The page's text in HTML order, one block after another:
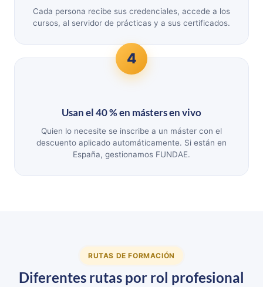
Cada persona recibe sus credenciales, accede a los
cursos, al servidor de prácticas y a sus certificados.
4
Usan el 40 % en másters en vivo
Quien lo necesite se inscribe a un máster con el
descuento aplicado automáticamente. Si están en
España, gestionamos FUNDAE.
RUTAS DE FORMACIÓN
Diferentes rutas por rol profesional